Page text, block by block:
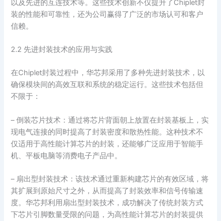
以及先进的互连技术等。这些技术创新不仅提升了Chiplet封
装的性能和可靠性，还为公司赢得了广泛的市场认可和客户
信赖。
2.2 先进封装技术的应用与实践
在Chiplet封装过程中，华芯邦采用了多种先进封装技术，以
确保模块间的高效互联和系统的稳定运行。这些技术包括但
不限于：
– 倒装芯片技术：通过将芯片背面朝上放置在封装基板上，实
现电气连接的同时提高了封装密度和散热性能。这种技术不
仅适用于高性能计算芯片的封装，还能够广泛应用于智能手
机、平板电脑等消费电子产品中。
– 扇出型封装技术：该技术通过重新构建芯片的有效区域，将
其扩展到原始尺寸之外，从而提高了封装效率和信号传输速
度。华芯邦利用扇出型封装技术，成功解决了传统封装方式
下芯片引脚数量受限的问题，为高性能计算芯片的封装提供